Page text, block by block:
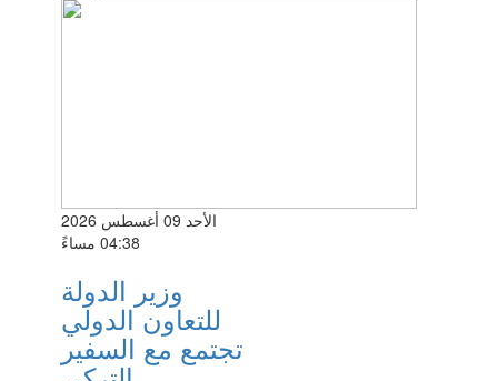
الأحد 09 أغسطس 2026
04:38 مساءً
وزير الدولة
للتعاون الدولي
تجتمع مع السفير